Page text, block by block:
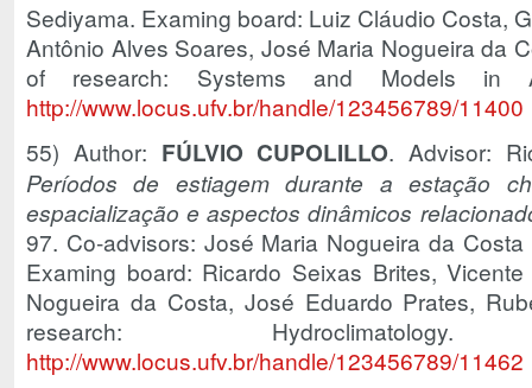
Sediyama. Examing board: Luiz Cláudio Costa,
Antônio Alves Soares, José Maria Nogueira da
of research: Systems and Models in
http://www.locus.ufv.br/handle/123456789/11400
55) Author: FÚLVIO CUPOLILLO. Advisor:
Períodos de estiagem durante a estação
espacialização e aspectos dinâmicos
97. Co-advisors: José Maria Nogueira da
Examing board: Ricardo Seixas Brites,
Nogueira da Costa, José Eduardo Prates,
research:
http://www.locus.ufv.br/handle/123456789/11462